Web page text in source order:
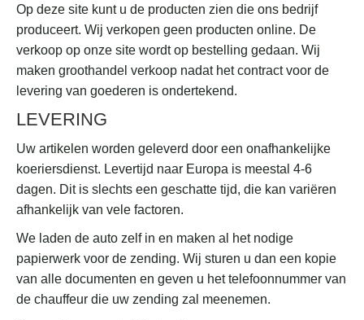
Op deze site kunt u de producten zien die ons bedrijf
produceert. Wij verkopen geen producten online. De
verkoop op onze site wordt op bestelling gedaan. Wij
maken groothandel verkoop nadat het contract voor de
levering van goederen is ondertekend.
LEVERING
Uw artikelen worden geleverd door een onafhankelijke
koeriersdienst. Levertijd naar Europa is meestal 4-6
dagen. Dit is slechts een geschatte tijd, die kan variëren
afhankelijk van vele factoren.
We laden de auto zelf in en maken al het nodige
papierwerk voor de zending. Wij sturen u dan een kopie
van alle documenten en geven u het telefoonnummer van
de chauffeur die uw zending zal meenemen.